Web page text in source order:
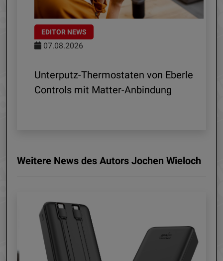
EDITOR NEWS
07.08.2026
Unterputz-Thermostaten von Eberle
Controls mit Matter-Anbindung
Weitere News des Autors Jochen Wieloch